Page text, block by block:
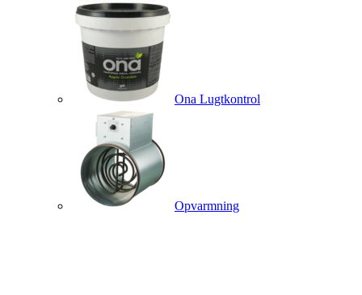
Ona Lugtkontrol
Opvarmning